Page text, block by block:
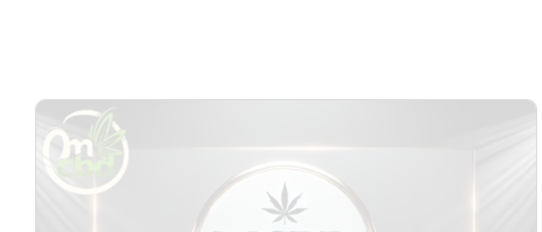
informations
produits